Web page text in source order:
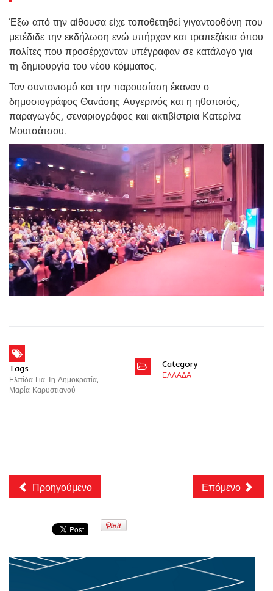
Έξω από την αίθουσα είχε τοποθετηθεί γιγαντοοθόνη που
μετέδιδε την εκδήλωση ενώ υπήρχαν και τραπεζάκια όπου
πολίτες που προσέρχονταν υπέγραφαν σε κατάλογο για
τη δημιουργία του νέου κόμματος.
Τον συντονισμό και την παρουσίαση έκαναν ο
δημοσιογράφος Θανάσης Αυγερινός και η ηθοποιός,
παραγωγός, σεναριογράφος και ακτιβίστρια Κατερίνα
Μουτσάτσου.
Tags
Ελπίδα Για Τη Δημοκρατία,
Μαρία Καρυστιανού
Category
ΕΛΛΑΔΑ
Προηγούμενο Επόμενο